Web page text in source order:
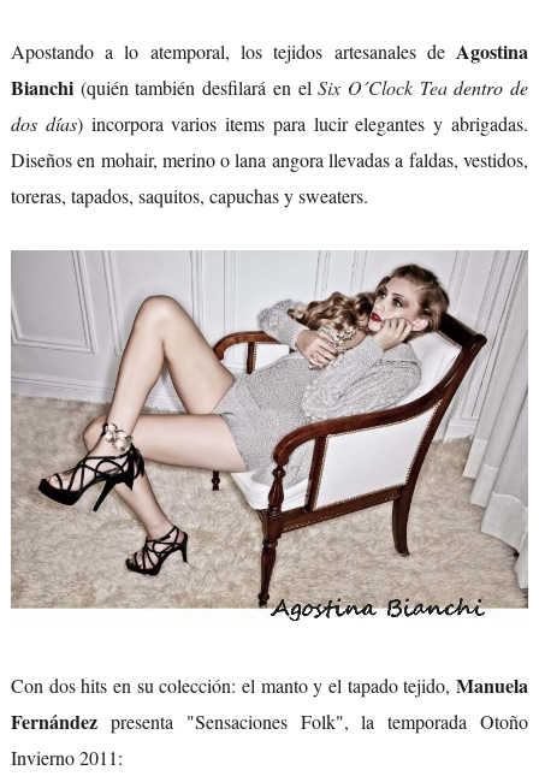
Apostando a lo atemporal, los tejidos artesanales de Agostina
Bianchi(quién también desfilará en elSix O´Clock Teadentro de
dos días) incorpora varios items para lucir elegantes y abrigadas.
Diseños en mohair, merino o lana angora llevadas a faldas, vestidos,
toreras, tapados, saquitos, capuchas y sweaters.
Con dos hits en su colección: el manto y el tapado tejido,Manuela
Fernándezpresenta "Sensaciones Folk", la temporada Otoño
Invierno 2011: